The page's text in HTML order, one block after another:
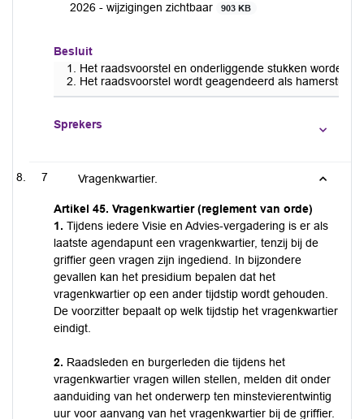
2026 - wijzigingen zichtbaar
903 KB
Besluit
Het raadsvoorstel en onderliggende stukken worden
Het raadsvoorstel wordt geagendeerd als hamerstuk.
Sprekers
7 Vragenkwartier.
Artikel 45. Vragenkwartier (reglement van orde)
1. Tijdens iedere Visie en Advies-vergadering is er als
laatste agendapunt een vragenkwartier, tenzij bij de
griffier geen vragen zijn ingediend. In bijzondere
gevallen kan het presidium bepalen dat het
vragenkwartier op een ander tijdstip wordt gehouden.
De voorzitter bepaalt op welk tijdstip het vragenkwartier
eindigt.
2. Raadsleden en burgerleden die tijdens het
vragenkwartier vragen willen stellen, melden dit onder
aanduiding van het onderwerp ten minstevierentwintig
uur voor aanvang van het vragenkwartier bij de griffier.